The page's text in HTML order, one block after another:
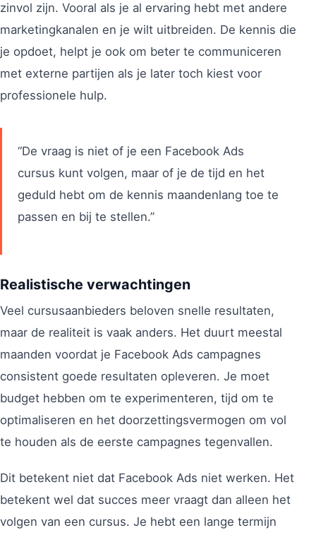
zinvol zijn. Vooral als je al ervaring hebt met andere
marketingkanalen en je wilt uitbreiden. De kennis die
je opdoet, helpt je ook om beter te communiceren
met externe partijen als je later toch kiest voor
professionele hulp.
“De vraag is niet of je een Facebook Ads
cursus kunt volgen, maar of je de tijd en het
geduld hebt om de kennis maandenlang toe te
passen en bij te stellen.”
Realistische verwachtingen
Veel cursusaanbieders beloven snelle resultaten,
maar de realiteit is vaak anders. Het duurt meestal
maanden voordat je Facebook Ads campagnes
consistent goede resultaten opleveren. Je moet
budget hebben om te experimenteren, tijd om te
optimaliseren en het doorzettingsvermogen om vol
te houden als de eerste campagnes tegenvallen.
Dit betekent niet dat Facebook Ads niet werken. Het
betekent wel dat succes meer vraagt dan alleen het
volgen van een cursus. Je hebt een lange termijn